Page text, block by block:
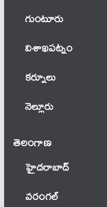
గుంటూరు
విశాఖపట్నం
కర్నూలు
నెల్లూరు
తెలంగాణ‌
హైదరాబాద్
వ‌రంగ‌ల్